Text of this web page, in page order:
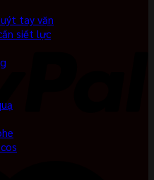
tay vặn
siết lực